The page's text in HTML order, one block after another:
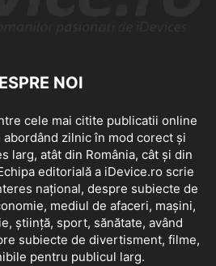
NOI
cele mai citite publicatii online
zilnic în mod corect și
larg, atât din România, cât și din
editorială a iDevice.ro scrie
național, despre subiecte de
mediul de afaceri, mașini,
știință, sport, sănătate, având
subiecte de divertisment, filme,
pentru publicul larg.